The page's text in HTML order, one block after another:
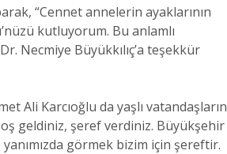
“Cennet annelerin ayaklarının
kutluyorum. Bu anlamlı
Necmiye Büyükkılıç’a teşekkür
Ali Karcıoğlu da yaşlı vatandaşların
geldiniz, şeref verdiniz. Büyükşehir
görmek bizim için şereftir.